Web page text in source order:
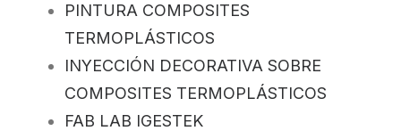
PINTURA COMPOSITES
TERMOPLÁSTICOS
INYECCIÓN DECORATIVA SOBRE
COMPOSITES TERMOPLÁSTICOS
FAB LAB IGESTEK